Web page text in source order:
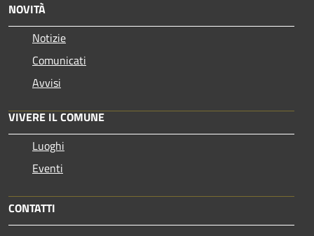
NOVITÀ
Notizie
Comunicati
Avvisi
VIVERE IL COMUNE
Luoghi
Eventi
CONTATTI